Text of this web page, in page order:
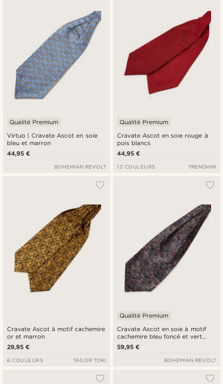
Virtuo | Cravate Ascot en soie
bleu et marron
Qualité Premium
44,95 €
BOHEMIAN REVOLT
Cravate Ascot en soie rouge à
pois blancs
Qualité Premium
44,95 €
12 COULEURS TRENDHIM
Cravate Ascot à motif cachemire
or et marron
29,95 €
6 COULEURS TAILOR TOKI
Cravate Ascot en soie à motif
cachemire bleu foncé et vert
foncé
Qualité Premium
59,95 €
BOHEMIAN REVOLT